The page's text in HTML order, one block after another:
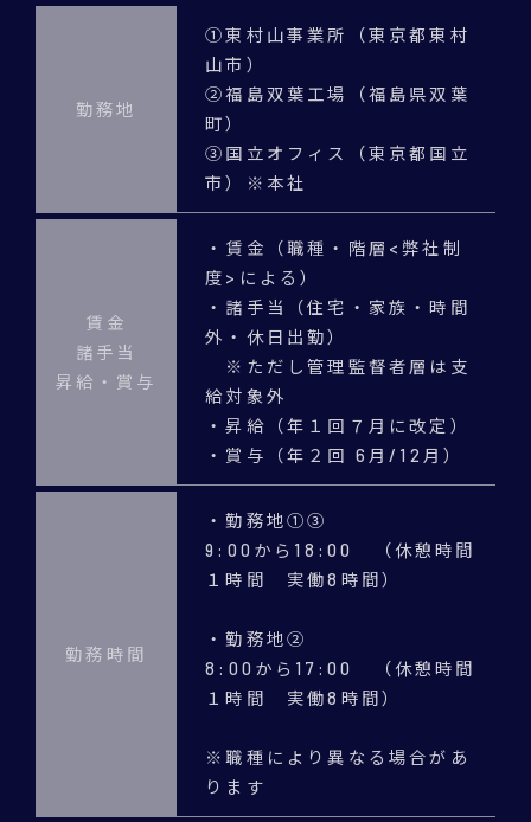
勤務地
①東村山事業所（東京都東村
山市）
②福島双葉工場（福島県双葉
町）
③国立オフィス（東京都国立
市）※本社
賃金
諸手当
昇給・賞与
・賃金（職種・階層<弊社制
度>による）
・諸手当（住宅・家族・時間
外・休日出勤）
※ただし管理監督者層は支
給対象外
・昇給（年１回７月に改定）
・賞与（年２回 6月/12月）
勤務時間
・勤務地①③
9:00から18:00 （休憩時間
１時間 実働8時間）
・勤務地②
8:00から17:00 （休憩時間
１時間 実働8時間）
※職種により異なる場合があ
ります